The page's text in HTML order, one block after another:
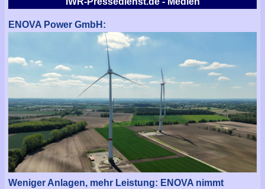
ENOVA Power GmbH:
Weniger Anlagen, mehr Leistung: ENOVA nimmt